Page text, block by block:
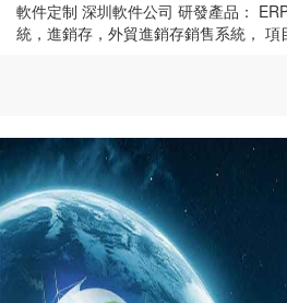
軟件定制 深圳軟件公司 研發產品：
統，進銷存，外貿進銷存銷售系統， 項